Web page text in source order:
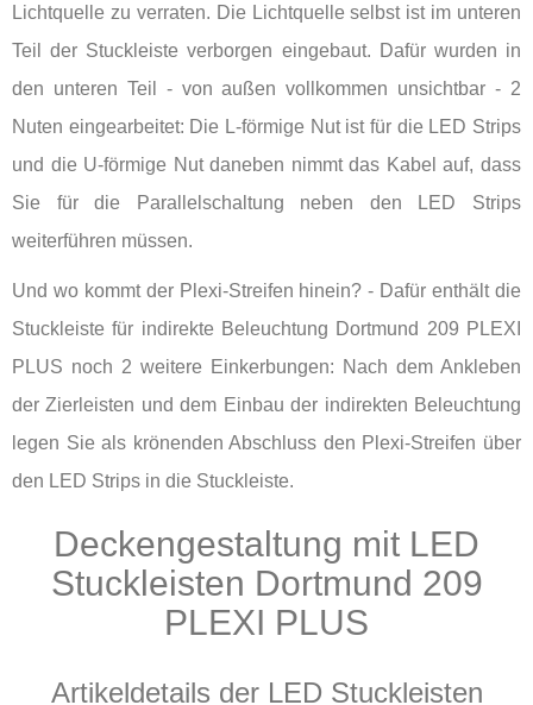
Lichtquelle zu verraten. Die Lichtquelle selbst ist im unteren
Teil der Stuckleiste verborgen eingebaut. Dafür wurden in
den unteren Teil - von außen vollkommen unsichtbar - 2
Nuten eingearbeitet: Die L-förmige Nut ist für die LED Strips
und die U-förmige Nut daneben nimmt das Kabel auf, dass
Sie für die Parallelschaltung neben den LED Strips
weiterführen müssen.
Und wo kommt der Plexi-Streifen hinein? - Dafür enthält die
Stuckleiste für indirekte Beleuchtung Dortmund 209 PLEXI
PLUS noch 2 weitere Einkerbungen: Nach dem Ankleben
der Zierleisten und dem Einbau der indirekten Beleuchtung
legen Sie als krönenden Abschluss den Plexi-Streifen über
den LED Strips in die Stuckleiste.
Deckengestaltung mit LED
Stuckleisten Dortmund 209
PLEXI PLUS
Artikeldetails der LED Stuckleisten